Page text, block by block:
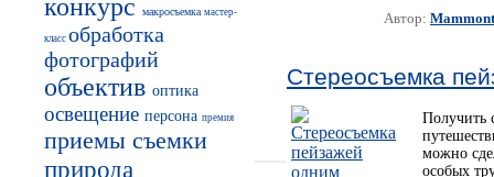
конкурс
макросъемка мастер-
класс обработка
фотографий
объектив оптика
освещение персона премия
приемы съемки
природа
Автор: Mammont
Стереосъемка
Получить
можно
особых